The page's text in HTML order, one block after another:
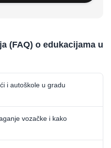
(FAQ) o edukacijama u
i autoškole u gradu
vozačke i kako